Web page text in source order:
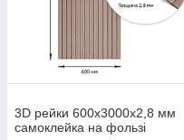
3D рейки 600х3000х2,8 мм
самоклейка на фользі